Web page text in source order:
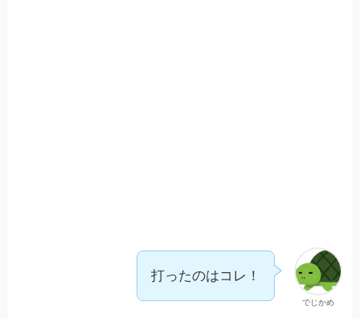
でじかめ
打ったのはコレ！